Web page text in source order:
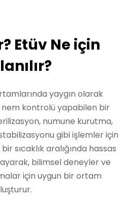
Etüv Ne için
yaygın olarak
nem kontrolü yapabilen bir
numune kurutma,
gibi işlemler için
sıcaklık aralığında hassas
bilimsel deneyler ve
için uygun bir ortam